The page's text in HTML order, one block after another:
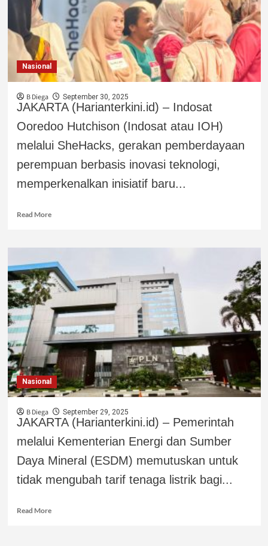
Nasional
B Diega September 30, 2025
JAKARTA (Harianterkini.id) – Indosat
Ooredoo Hutchison (Indosat atau IOH)
melalui SheHacks, gerakan pemberdayaan
perempuan berbasis inovasi teknologi,
memperkenalkan inisiatif baru...
Read More
Nasional
B Diega September 29, 2025
JAKARTA (Harianterkini.id) – Pemerintah
melalui Kementerian Energi dan Sumber
Daya Mineral (ESDM) memutuskan untuk
tidak mengubah tarif tenaga listrik bagi...
Read More